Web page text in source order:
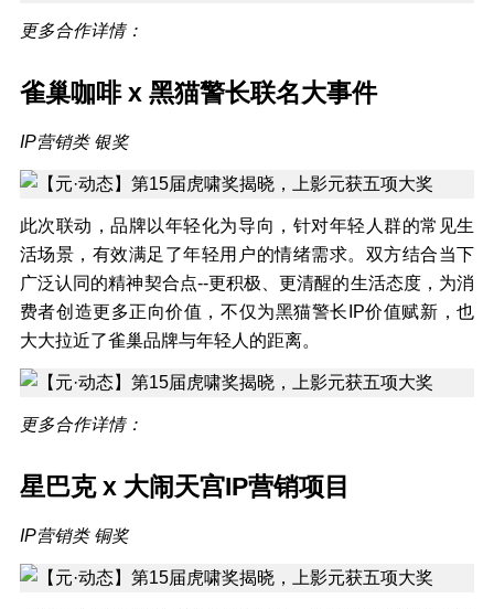
更多合作详情：
雀巢咖啡x 黑猫警长联名大事件
IP营销类 银奖
此次联动，品牌以年轻化为导向，针对年轻人群的常见生
活场景，有效满足了年轻用户的情绪需求。双方结合当下
广泛认同的精神契合点--更积极、更清醒的生活态度，为消
费者创造更多正向价值，不仅为黑猫警长IP价值赋新，也
大大拉近了雀巢品牌与年轻人的距离。
更多合作详情：
星巴克x 大闹天宫IP营销项目
IP营销类 铜奖